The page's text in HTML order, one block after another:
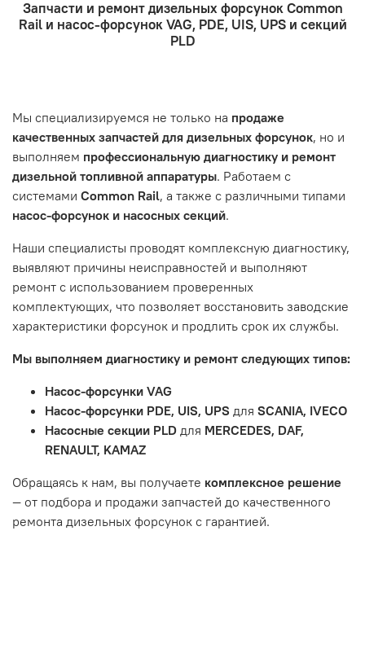
- Оформление заказа
Проверьте правильность ввода информации: позиции
курьерская служба.
- Отправка по России и СНГ транспортной компанией,
ремонтом, подразумевается, что ваш автомобиль
находится в хорошем состоянии и что вы, как клиент,
знакомы с основными правилами обслуживания и
неисправности, вызванные нарушением правил
обслуживания или эксплуатации автомобиля. Если у вас
возникнут проблемы с отремонтированной системой,
мы обязательно разберемся в ситуации и предложим
решение. Однако если проблема вызвана одним из
перечисленных выше факторов, мы не сможем
Гарантия не распространяется на следующие случаи:
Истек гарантийный срок.
Товар является расходным материалом, который
тормозные колодки, диски сцепления, свечи зажигания
Неисправности вызваны ДТП, неправильной установкой
или чрезмерным износом.
Неисправность топливной системы или системы
впуска/выпуска.
Запчасти и ремонт дизельных форсунок Common
Rail и насос-форсунок VAG, PDE, UIS, UPS и секций
PLD
Мы специализируемся не только на продаже
качественных запчастей для дизельных форсунок, но и
выполняем профессиональную диагностику и ремонт
дизельной топливной аппаратуры. Работаем с
системами Common Rail, а также с различными типами
насос-форсунок и насосных секций.
Наши специалисты проводят комплексную диагностику,
выявляют причины неисправностей и выполняют
ремонт с использованием проверенных
комплектующих, что позволяет восстановить заводские
характеристики форсунок и продлить срок их службы.
Мы выполняем диагностику и ремонт следующих типов:
Насос-форсунки VAG
Насос-форсунки PDE, UIS, UPS для SCANIA, IVECO
Насосные секции PLD для MERCEDES, DAF,
RENAULT, KAMAZ
Обращаясь к нам, вы получаете комплексное решение
— от подбора и продажи запчастей до качественного
ремонта дизельных форсунок с гарантией.